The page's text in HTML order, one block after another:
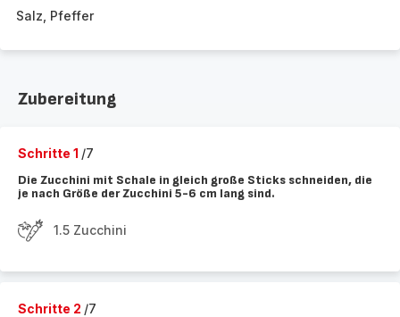
Salz, Pfeffer
Zubereitung
Schritte 1 /7
Die Zucchini mit Schale in gleich große Sticks schneiden, die
je nach Größe der Zucchini 5-6 cm lang sind.
1.5 Zucchini
Schritte 2 /7